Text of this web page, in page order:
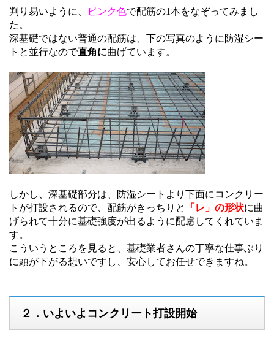
判り易いように、 ピンク色で配筋の1本をなぞってみまし
た。
深基礎ではない普通の配筋は、下の写真のように防湿シー
トと並行なので直角に曲げています。
しかし、深基礎部分は、防湿シートより下面にコンクリー
トが打設されるので、配筋がきっちりと
「レ」の形状に曲
げられて十分に基礎強度が出るように配慮してくれていま
す。
こういうところを見ると、基礎業者さんの丁寧な仕事ぶり
に頭が下がる想いですし、安心してお任せできますね。
２．いよいよコンクリート打設開始